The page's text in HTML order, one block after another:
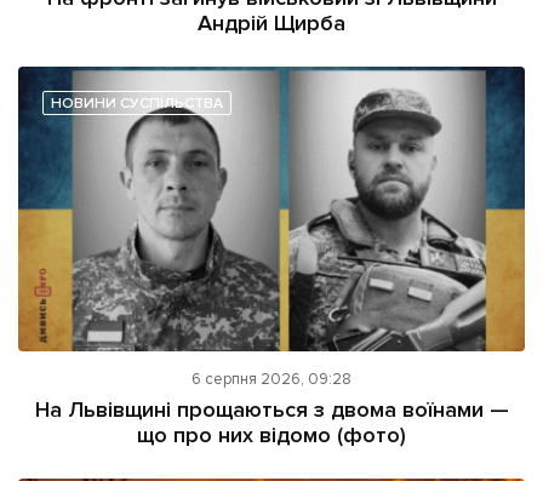
Андрій Щирба
НОВИНИ СУСПІЛЬСТВА
6 серпня 2026, 09:28
На Львівщині прощаються з двома воїнами —
що про них відомо (фото)